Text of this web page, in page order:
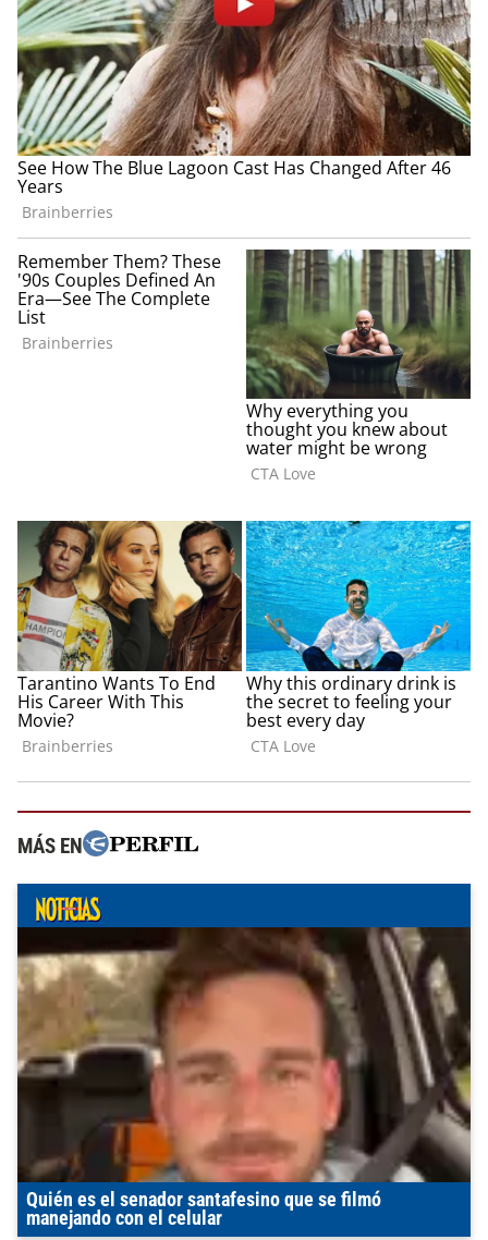
MÁS EN
Quién es el senador santafesino que se filmó
manejando con el celular